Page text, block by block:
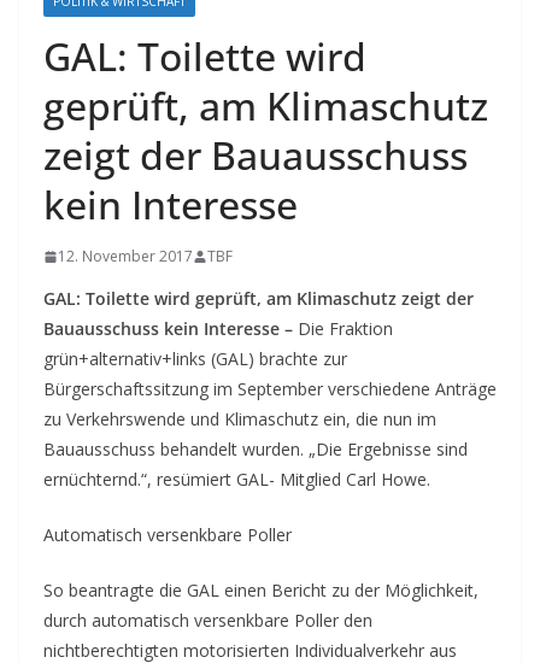
GAL: Toilette wird
geprüft, am Klimaschutz
zeigt der Bauausschuss
kein Interesse
12. November 2017 TBF
GAL: Toilette wird geprüft, am Klimaschutz zeigt der
Bauausschuss kein Interesse – Die Fraktion
grün+alternativ+links (GAL) brachte zur
Bürgerschaftssitzung im September verschiedene Anträge
zu Verkehrswende und Klimaschutz ein, die nun im
Bauausschuss behandelt wurden. „Die Ergebnisse sind
ernüchternd.“, resümiert GAL- Mitglied Carl Howe.
Automatisch versenkbare Poller
So beantragte die GAL einen Bericht zu der Möglichkeit,
durch automatisch versenkbare Poller den
nichtberechtigten motorisierten Individualverkehr aus